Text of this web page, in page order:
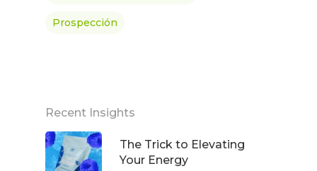
Prospección
Recent Insights
The Trick to Elevating
Your Energy